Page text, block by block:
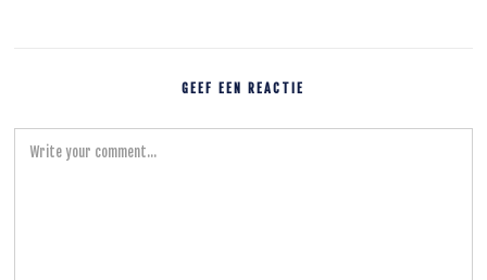
GEEF EEN REACTIE